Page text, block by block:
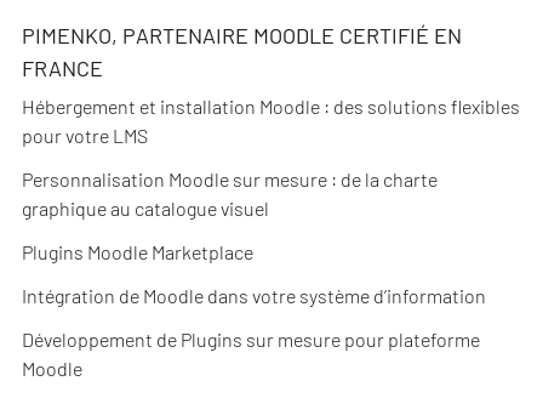
PIMENKO, PARTENAIRE MOODLE CERTIFIÉ EN
FRANCE
Hébergement et installation Moodle : des solutions flexibles
pour votre LMS
Personnalisation Moodle sur mesure : de la charte
graphique au catalogue visuel
Plugins Moodle Marketplace
Intégration de Moodle dans votre système d’information
Développement de Plugins sur mesure pour plateforme
Moodle